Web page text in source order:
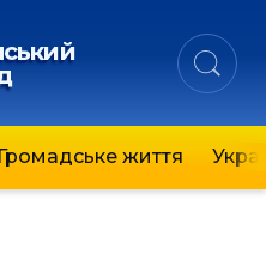
Громадське життя